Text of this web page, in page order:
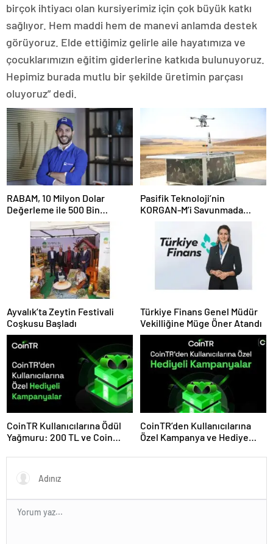
birçok ihtiyacı olan kursiyerimiz için çok büyük katkı
sağlıyor. Hem maddi hem de manevi anlamda destek
görüyoruz. Elde ettiğimiz gelirle aile hayatımıza ve
çocuklarımızın eğitim giderlerine katkıda bulunuyoruz.
Hepimiz burada mutlu bir şekilde üretimin parçası
oluyoruz” dedi.
RABAM, 10 Milyon Dolar
Değerleme ile 500 Bin
Dolarlık Yatırım Aldı
Pasifik Teknoloji’nin
KORGAN-M’i Savunmada
Otonom Dönemi Başlatıyor
Ayvalık’ta Zeytin Festivali
Coşkusu Başladı
Türkiye Finans Genel Müdür
Vekilliğine Müge Öner Atandı
CoinTR Kullanıcılarına Ödül
Yağmuru: 200 TL ve Coin
CoinTR’den Kullanıcılarına
Özel Kampanya ve Hediye